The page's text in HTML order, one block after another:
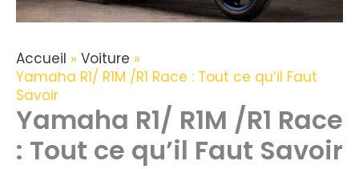
Accueil
Voiture
Yamaha R1/ R1M /R1 Race : Tout ce qu’il Faut
Savoir
Yamaha R1/ R1M /R1 Race
: Tout ce qu’il Faut Savoir